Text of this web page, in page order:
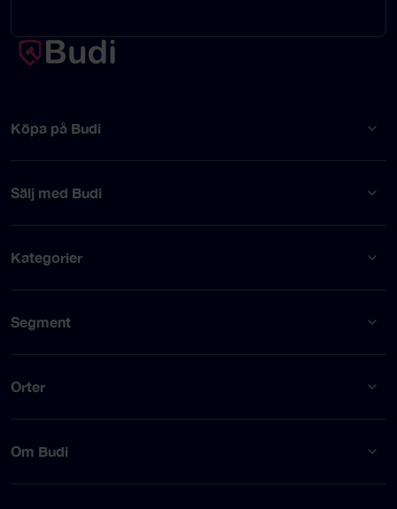
Köpa på Budi
Sälj med Budi
Kategorier
Segment
Orter
Om Budi